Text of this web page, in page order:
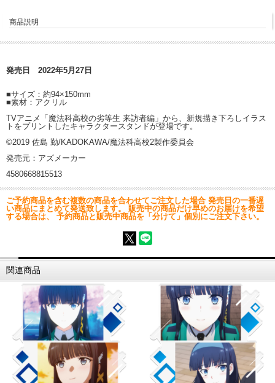
商品説明
発売日 2022年5月27日
■サイズ：約94×150mm
■素材：アクリル
TVアニメ「魔法科高校の劣等生 来訪者編」から、新規描き下ろしイラス
トをプリントしたキャラクタースタンドが登場です。
©2019 佐島 勤/KADOKAWA/魔法科高校2製作委員会
発売元：アズメーカー
4580668815513
ご予約商品を含む複数の商品を合わせてご注文した場合 発売日の一番遅
い商品にまとめて発送致します。 販売中の商品だけ早めのお届けを希望
する場合は、 予約商品と販売中商品を「分けて」個別にご注文下さい。
関連商品